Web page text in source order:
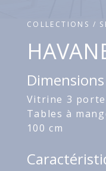
COLLECTIONS /
Dimensions
Vitrine 3
Tables à
100 cm